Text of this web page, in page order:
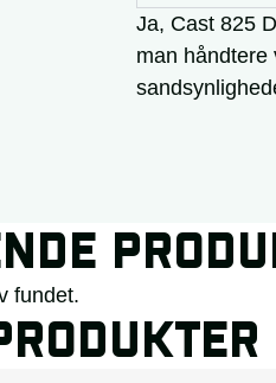
Ja, Cast 825
man
fundet.